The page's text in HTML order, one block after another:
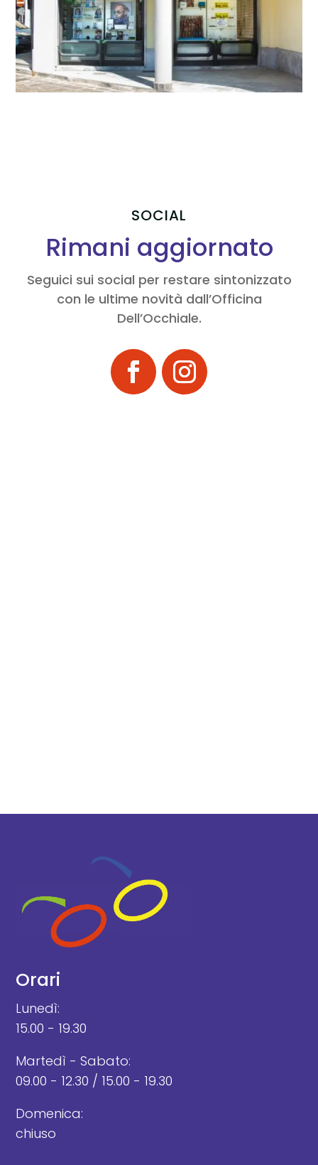
SOCIAL
Rimani aggiornato
Seguici sui social per restare sintonizzato
con le ultime novità dall’Officina
Dell’Occhiale.
Orari
Lunedì:
15.00 - 19.30
Martedì - Sabato:
09.00 - 12.30 / 15.00 - 19.30
Domenica:
chiuso